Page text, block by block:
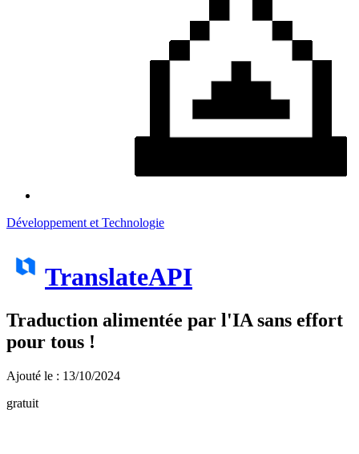
Développement et Technologie
TranslateAPI
Traduction alimentée par l'IA sans effort
pour tous !
Ajouté le : 13/10/2024
gratuit